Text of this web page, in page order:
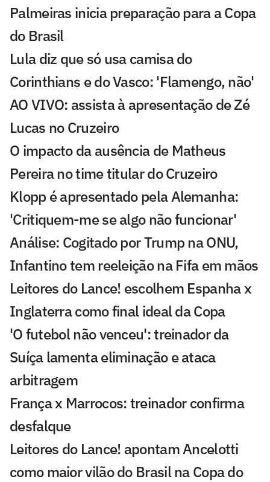
Palmeiras inicia preparação para a Copa
do Brasil
Lula diz que só usa camisa do
Corinthians e do Vasco: 'Flamengo, não'
AO VIVO: assista à apresentação de Zé
Lucas no Cruzeiro
O impacto da ausência de Matheus
Pereira no time titular do Cruzeiro
Klopp é apresentado pela Alemanha:
'Critiquem-me se algo não funcionar'
Análise: Cogitado por Trump na ONU,
Infantino tem reeleição na Fifa em mãos
Leitores do Lance! escolhem Espanha x
Inglaterra como final ideal da Copa
'O futebol não venceu': treinador da
Suíça lamenta eliminação e ataca
arbitragem
França x Marrocos: treinador confirma
desfalque
Leitores do Lance! apontam Ancelotti
como maior vilão do Brasil na Copa do